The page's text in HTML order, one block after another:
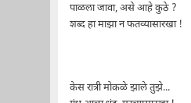
पाळला जावा, असे आहे कुठे ?
शब्द हा माझा न फतव्यासारखा !
केस रात्री मोकळे झाले तुझे...